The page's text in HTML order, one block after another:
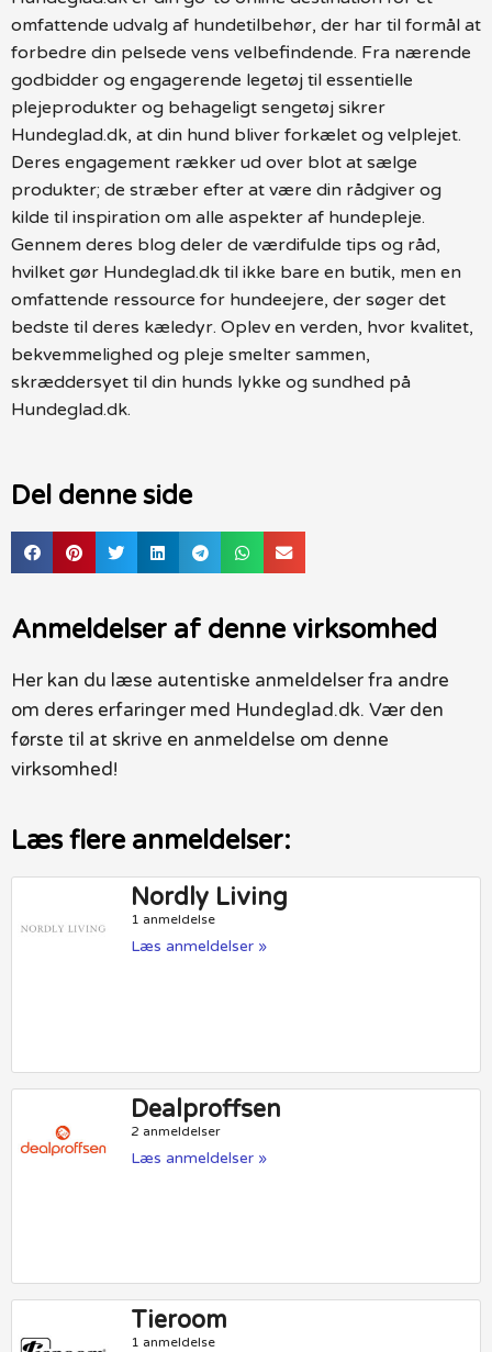
omfattende udvalg af hundetilbehør, der har til formål at
forbedre din pelsede vens velbefindende. Fra nærende
godbidder og engagerende legetøj til essentielle
plejeprodukter og behageligt sengetøj sikrer
Hundeglad.dk, at din hund bliver forkælet og velplejet.
Deres engagement rækker ud over blot at sælge
produkter; de stræber efter at være din rådgiver og
kilde til inspiration om alle aspekter af hundepleje.
Gennem deres blog deler de værdifulde tips og råd,
hvilket gør Hundeglad.dk til ikke bare en butik, men en
omfattende ressource for hundeejere, der søger det
bedste til deres kæledyr. Oplev en verden, hvor kvalitet,
bekvemmelighed og pleje smelter sammen,
skræddersyet til din hunds lykke og sundhed på
Hundeglad.dk.
Del denne side
Anmeldelser af denne virksomhed
Her kan du læse autentiske anmeldelser fra andre
om deres erfaringer med Hundeglad.dk. Vær den
første til at skrive en anmeldelse om denne
virksomhed!
Læs flere anmeldelser:
Nordly Living
1 anmeldelse
Læs anmeldelser »
Dealproffsen
2 anmeldelser
Læs anmeldelser »
Tieroom
1 anmeldelse